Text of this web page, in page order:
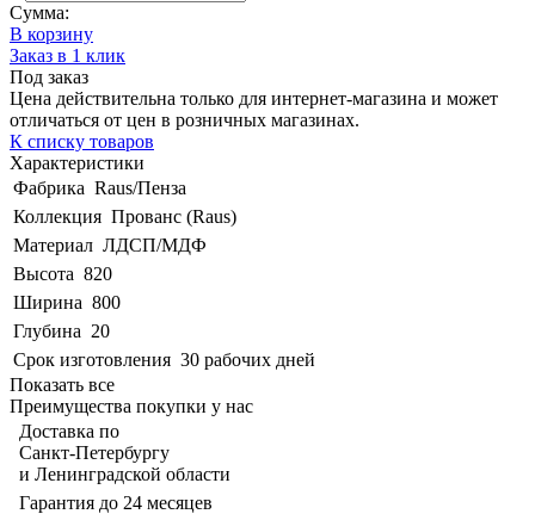
Сумма:
В корзину
Заказ в 1 клик
Под заказ
Цена действительна только для интернет-магазина и может
отличаться от цен в розничных магазинах.
К списку товаров
Характеристики
Фабрика Raus/Пенза
Коллекция Прованс (Raus)
Материал ЛДСП/МДФ
Высота 820
Ширина 800
Глубина 20
Срок изготовления 30 рабочих дней
Показать все
Преимущества покупки у нас
Доставка по
Санкт-Петербургу
и Ленинградской области
Гарантия до 24 месяцев